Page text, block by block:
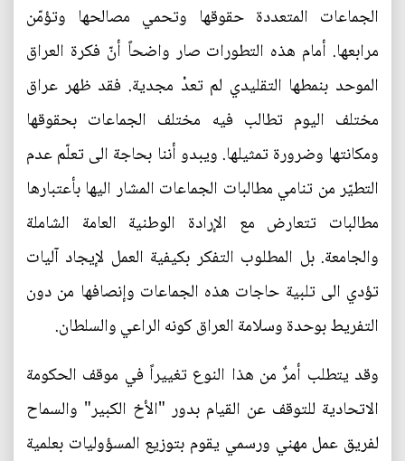
الجماعات المتعددة حقوقها وتحمي مصالحها وتؤمّن
مرابعها. أمام هذه التطورات صار واضحاً أنّ فكرة العراق
الموحد بنمطها التقليدي لم تعدْ مجدية. فقد ظهر عراق
مختلف اليوم تطالب فيه مختلف الجماعات بحقوقها
ومكانتها وضرورة تمثيلها. ويبدو أننا بحاجة الى تعلّم عدم
التطيّر من تنامي مطالبات الجماعات المشار اليها بأعتبارها
مطالبات تتعارض مع الإرادة الوطنية العامة الشاملة
والجامعة. بل المطلوب التفكر بكيفية العمل لإيجاد آليات
تؤدي الى تلبية حاجات هذه الجماعات وإنصافها من دون
التفريط بوحدة وسلامة العراق كونه الراعي والسلطان.
وقد يتطلب أمرٌ من هذا النوع تغييراً في موقف الحكومة
الاتحادية للتوقف عن القيام بدور "الأخ الكبير" والسماح
لفريق عمل مهني ورسمي يقوم بتوزيع المسؤوليات بعلمية